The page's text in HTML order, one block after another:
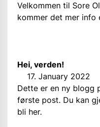
Velkommen til Sore
kommer det mer info
Hei, verden!
17. January 2022
Dette er en ny blogg
første post. Du kan
bli her.